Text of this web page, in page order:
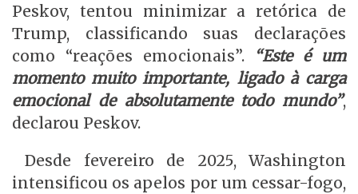
Peskov, tentou minimizar a retórica de
Trump, classificando suas declarações
como “reações emocionais”.
“Este é um
momento muito importante, ligado à carga
emocional de absolutamente todo mundo”,
declarou Peskov.
Desde fevereiro de 2025, Washington
intensificou os apelos por um cessar-fogo,